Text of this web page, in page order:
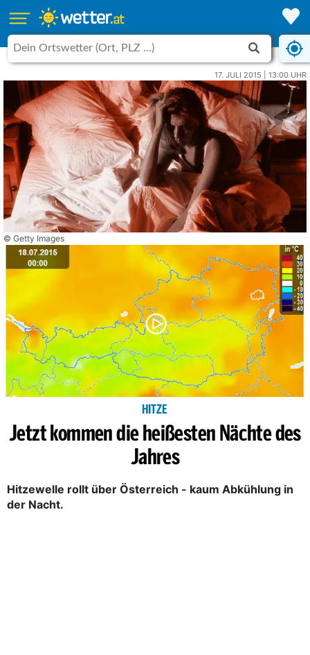
17. JULI 2015 | 13:00 UHR
© Getty Images
HITZE
Jetzt kommen die heißesten Nächte des
Jahres
Hitzewelle rollt über Österreich - kaum Abkühlung in
der Nacht.